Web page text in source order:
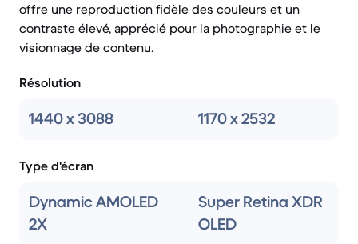
offre une reproduction fidèle des couleurs et un
contraste élevé, apprécié pour la photographie et le
visionnage de contenu.
Résolution
1440 x 3088 1170 x 2532
Type d'écran
Dynamic AMOLED
2X
Super Retina XDR
OLED